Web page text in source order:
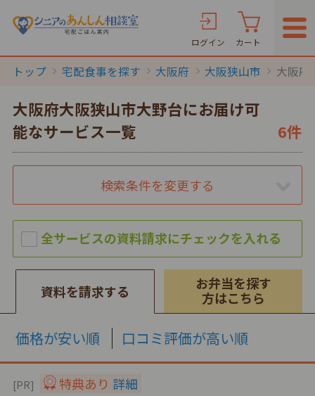
ログイン カート
トップ 宅配食事を探す 大阪府 大阪狭山市 大阪府
大阪府大阪狭山市大野台にお届け可
能なサービス一覧
6件
検索条件を変更する
資料を請求する
お弁当を探す
方はこちら
価格が安い順 口コミ評価が高い順
[PR] 特典あり 詳細